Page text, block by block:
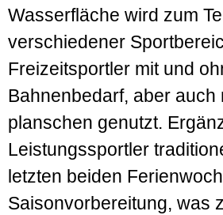
Wasserfläche wird zum
verschiedener
Freizeitsportler mit und
Bahnenbedarf, aber auch
planschen genutzt.
Leistungssportler
letzten beiden
Saisonvorbereitung, was